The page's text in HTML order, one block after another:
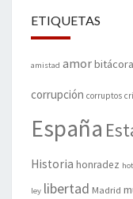
ETIQUETAS
amistad amorbitácora
corrupción corruptos
España
Historia honradez
ley libertad Madrid